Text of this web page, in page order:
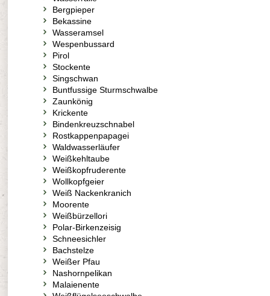
Bergpieper
Bekassine
Wasseramsel
Wespenbussard
Pirol
Stockente
Singschwan
Buntfussige Sturmschwalbe
Zaunkönig
Krickente
Bindenkreuzschnabel
Rostkappenpapagei
Waldwasserläufer
Weißkehltaube
Weißkopfruderente
Wollkopfgeier
Weiß Nackenkranich
Moorente
Weißbürzellori
Polar-Birkenzeisig
Schneesichler
Bachstelze
Weißer Pfau
Nashornpelikan
Malaienente